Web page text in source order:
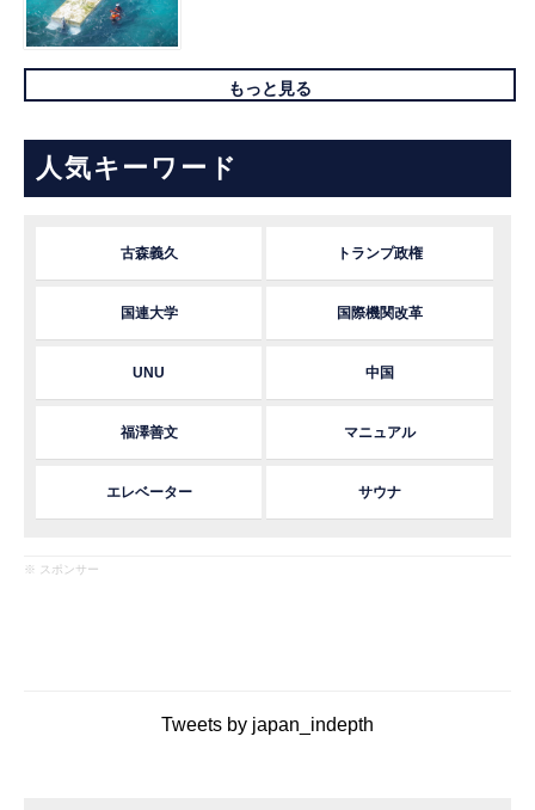
もっと見る
人気キーワード
古森義久 トランプ政権
国連大学 国際機関改革
UNU 中国
福澤善文 マニュアル
エレベーター サウナ
※ スポンサー
Tweets by japan_indepth